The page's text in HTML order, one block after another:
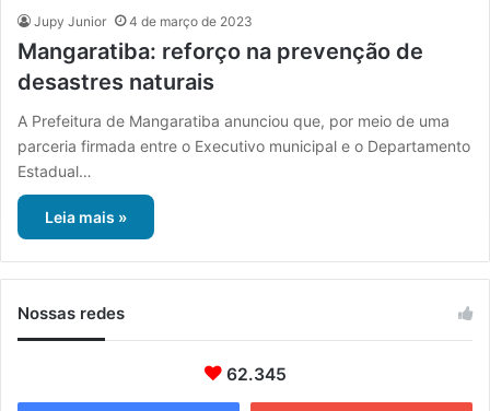
Jupy Junior 4 de março de 2023
Mangaratiba: reforço na prevenção de
desastres naturais
A Prefeitura de Mangaratiba anunciou que, por meio de uma
parceria firmada entre o Executivo municipal e o Departamento
Estadual…
Leia mais »
Nossas redes
62.345